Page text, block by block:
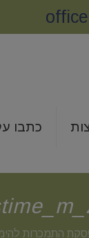
כתבו
התמכרות